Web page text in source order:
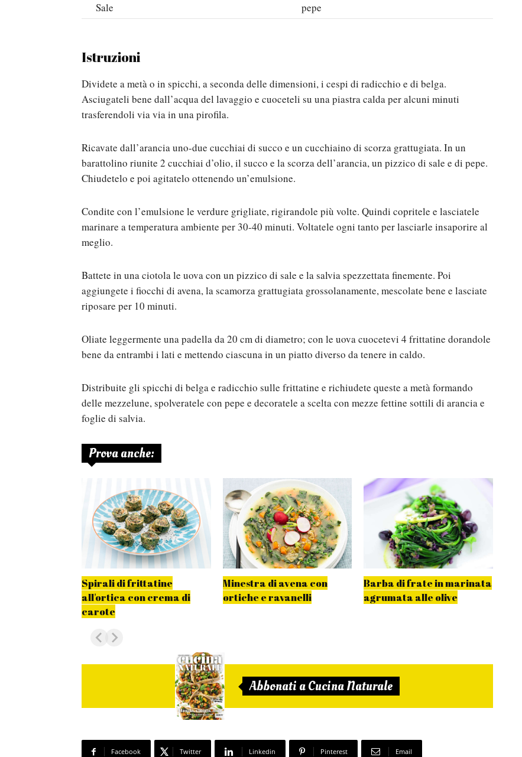
Sale
pepe
Istruzioni
Dividete a metà o in spicchi, a seconda delle dimensioni, i cespi di radicchio e di belga.
Asciugateli bene dall’acqua del lavaggio e cuoceteli su una piastra calda per alcuni minuti
trasferendoli via via in una pirofila.
Ricavate dall’arancia uno-due cucchiai di succo e un cucchiaino di scorza grattugiata. In un
barattolino riunite 2 cucchiai d’olio, il succo e la scorza dell’arancia, un pizzico di sale e di pepe.
Chiudetelo e poi agitatelo ottenendo un’emulsione.
Condite con l’emulsione le verdure grigliate, rigirandole più volte. Quindi copritele e lasciatele
marinare a temperatura ambiente per 30-40 minuti. Voltatele ogni tanto per lasciarle insaporire al
meglio.
Battete in una ciotola le uova con un pizzico di sale e la salvia spezzettata finemente. Poi
aggiungete i fiocchi di avena, la scamorza grattugiata grossolanamente, mescolate bene e lasciate
riposare per 10 minuti.
Oliate leggermente una padella da 20 cm di diametro; con le uova cuocetevi 4 frittatine dorandole
bene da entrambi i lati e mettendo ciascuna in un piatto diverso da tenere in caldo.
Distribuite gli spicchi di belga e radicchio sulle frittatine e richiudete queste a metà formando
delle mezzelune, spolveratele con pepe e decoratele a scelta con mezze fettine sottili di arancia e
foglie di salvia.
Prova anche:
Spirali di frittatine
all'ortica con crema di
carote
Minestra di avena con
ortiche e ravanelli
Barba di frate in marinata
agrumata alle olive
Abbonati a Cucina Naturale
Facebook Twitter Linkedin Pinterest Email